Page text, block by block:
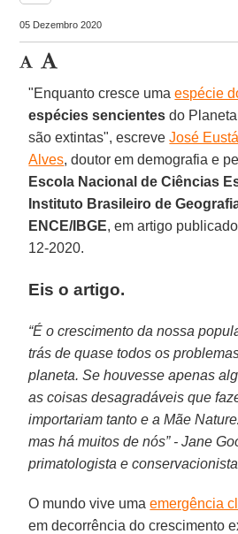
05 Dezembro 2020
"Enquanto cresce umaespécie
espécies sencientes do
são extintas", escreveJosé
Alves, doutor em demografia e
Escola Nacional de Ciências
Instituto Brasileiro de
ENCE/IBGE, em artigo
12-2020.
Eis o artigo.
“É o crescimento da nossa
trás de quase todos os
planeta. Se houvesse apenas
as coisas desagradáveis que
importariam tanto e a Mãe
mas há muitos de nós” -Jane
primatologista e conservacionista
O mundo vive umaemergência
em decorrência do crescimento